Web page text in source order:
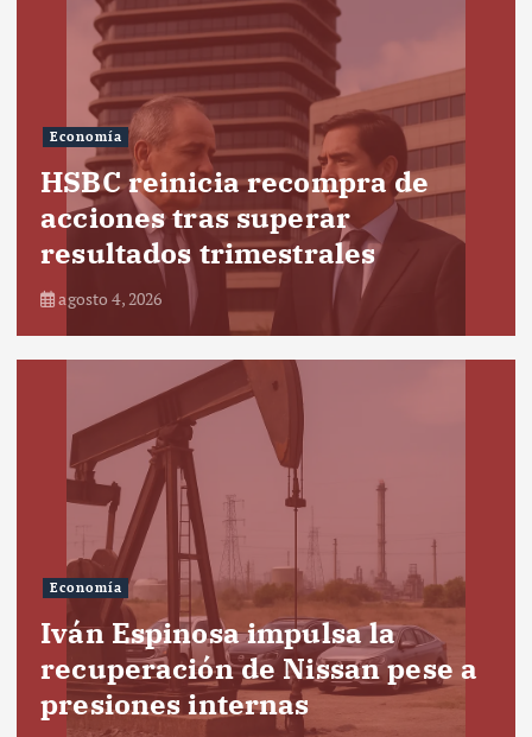
Economía
HSBC reinicia recompra de
acciones tras superar
resultados trimestrales
agosto 4, 2026
Economía
Iván Espinosa impulsa la
recuperación de Nissan pese a
presiones internas